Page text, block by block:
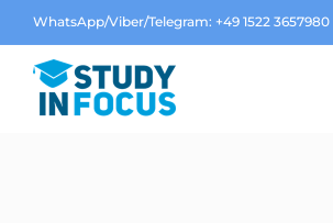
WhatsApp/Viber/Telegram: +49 1522 3657980